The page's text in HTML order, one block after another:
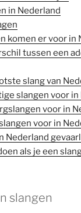
in Nederland
komen er voor in
tussen een
slang van
slangen voor in
voor in
voor in
Nederland
als je een
slangen